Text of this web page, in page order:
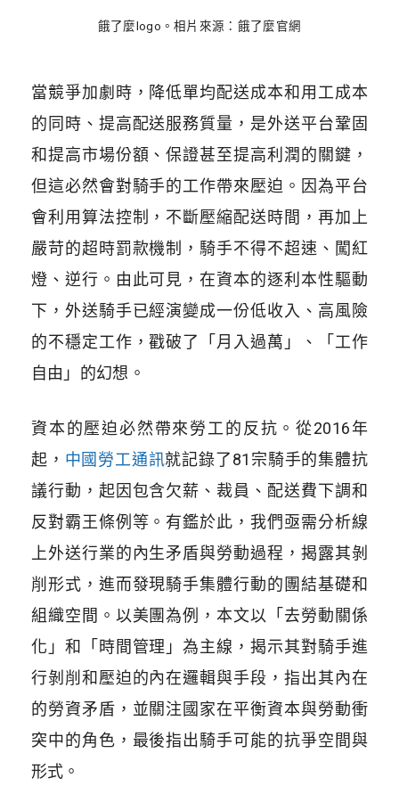
餓了麼logo。相片來源：餓了麼官網
當競爭加劇時，降低單均配送成本和用工成本
的同時、提高配送服務質量，是外送平台鞏固
和提高市場份額、保證甚至提高利潤的關鍵，
但這必然會對騎手的工作帶來壓迫。因為平台
會利用算法控制，不斷壓縮配送時間，再加上
嚴苛的超時罰款機制，騎手不得不超速、闖紅
燈、逆行。由此可見，在資本的逐利本性驅動
下，外送騎手已經演變成一份低收入、高風險
的不穩定工作，戳破了「月入過萬」、「工作
自由」的幻想。
資本的壓迫必然帶來勞工的反抗。從2016年
起， 中國勞工通訊就記錄了81宗騎手的集體抗
議行動，起因包含欠薪、裁員、配送費下調和
反對霸王條例等。有鑑於此，我們亟需分析線
上外送行業的內生矛盾與勞動過程，揭露其剝
削形式，進而發現騎手集體行動的團結基礎和
組織空間。以美團為例，本文以「去勞動關係
化」和「時間管理」為主線，揭示其對騎手進
行剝削和壓迫的內在邏輯與手段，指出其內在
的勞資矛盾，並關注國家在平衡資本與勞動衝
突中的角色，最後指出騎手可能的抗爭空間與
形式。